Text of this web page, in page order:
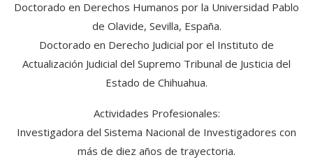
Doctorado en Derechos Humanos por la Universidad Pablo
de Olavide, Sevilla, España.
Doctorado en Derecho Judicial por el Instituto de
Actualización Judicial del Supremo Tribunal de Justicia del
Estado de Chihuahua.
Actividades Profesionales:
Investigadora del Sistema Nacional de Investigadores con
más de diez años de trayectoria.